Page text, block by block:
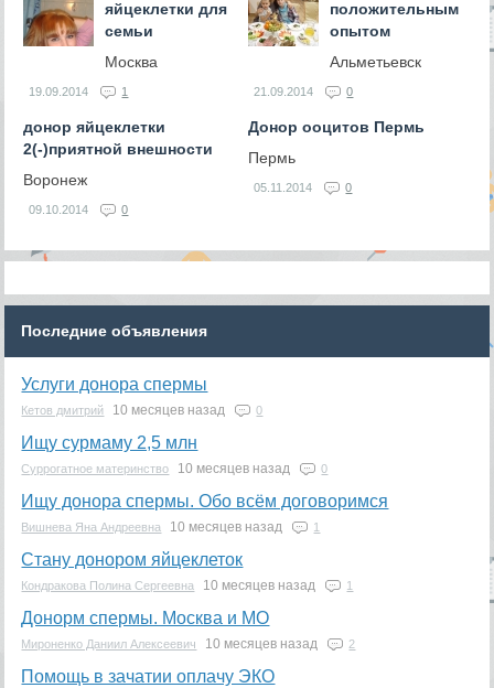
яйцеклетки для
семьи
Москва
19.09.2014 1
положительным
опытом
Альметьевск
21.09.2014 0
донор яйцеклетки
2(-)приятной внешности
Воронеж
09.10.2014 0
Донор ооцитов Пермь
Пермь
05.11.2014 0
Последние объявления
Услуги донора спермы
Кетов дмитрий 10 месяцев назад 0
Ищу сурмаму 2,5 млн
Суррогатное материнство 10 месяцев назад 0
Ищу донора спермы. Обо всём договоримся
Вишнева Яна Андреевна 10 месяцев назад 1
Стану донором яйцеклеток
Кондракова Полина Сергеевна 10 месяцев назад 1
Донорм спермы. Москва и МО
Мироненко Даниил Алексеевич 10 месяцев назад 2
Помощь в зачатии оплачу ЭКО